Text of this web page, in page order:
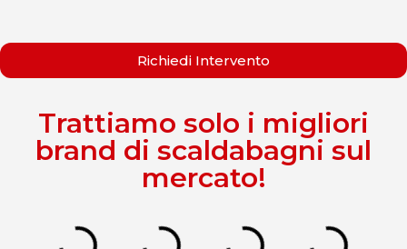
Richiedi Intervento
Trattiamo solo i migliori
brand di scaldabagni sul
mercato!